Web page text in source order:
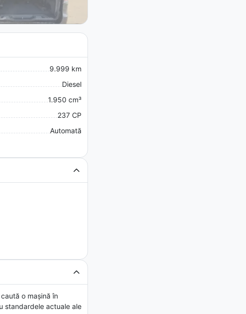
9.999 km
Diesel
1.950 cm³
237 CP
Automată
o mașină în
standardele actuale ale